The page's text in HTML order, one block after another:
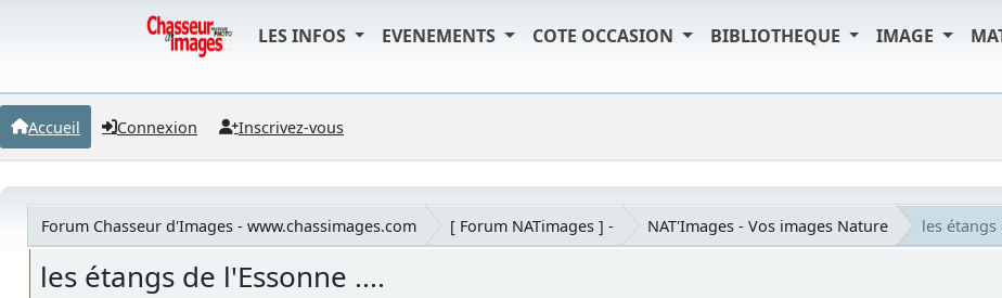
LES INFOS EVENEMENTS COTE OCCASION BIBLIOTHEQUE IMAGE
Accueil Connexion Inscrivez-vous
Forum Chasseur d'Images - www.chassimages.com [ Forum NATimages ] - NAT'Images - Vos images Nature les étangs
les étangs de l'Essonne ....